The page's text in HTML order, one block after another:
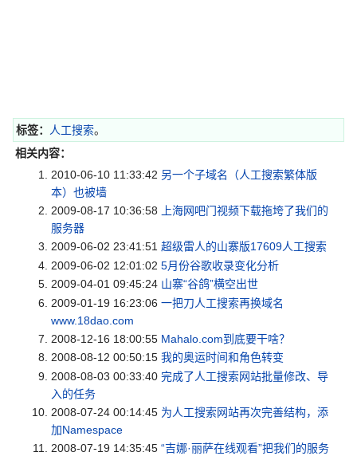
标签： 人工搜索。
相关内容：
2010-06-10 11:33:42 另一个子域名（人工搜索繁体版
本）也被墙
2009-08-17 10:36:58
上海网吧门视频下载拖垮了我们的
服务器
2009-06-02 23:41:51 超级雷人的山寨版17609人工搜索
2009-06-02 12:01:02 5月份谷歌收录变化分析
2009-04-01 09:45:24 山寨“谷鸽”横空出世
2009-01-19 16:23:06 一把刀人工搜索再换域名
www.18dao.com
2008-12-16 18:00:55 Mahalo.com到底要干啥？
2008-08-12 00:50:15 我的奥运时间和角色转变
2008-08-03 00:33:40 完成了人工搜索网站批量修改、导
入的任务
2008-07-24 00:14:45 为人工搜索网站再次完善结构，添
加Namespace
2008-07-19 14:35:45 “吉娜·丽萨在线观看”把我们的服务